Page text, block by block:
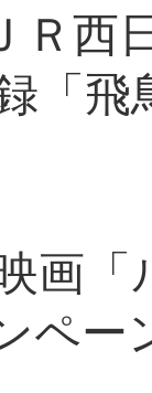
Ｒ西
「
画
ペー